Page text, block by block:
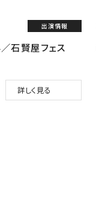
出演情報
／石賢屋フェス
詳しく見る